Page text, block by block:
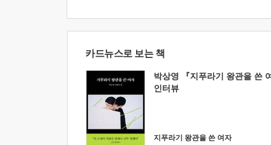
카드뉴스로 보는 책
박상영 『지푸라기 왕관을 쓴
인터뷰
지푸라기 왕관을 쓴 여자